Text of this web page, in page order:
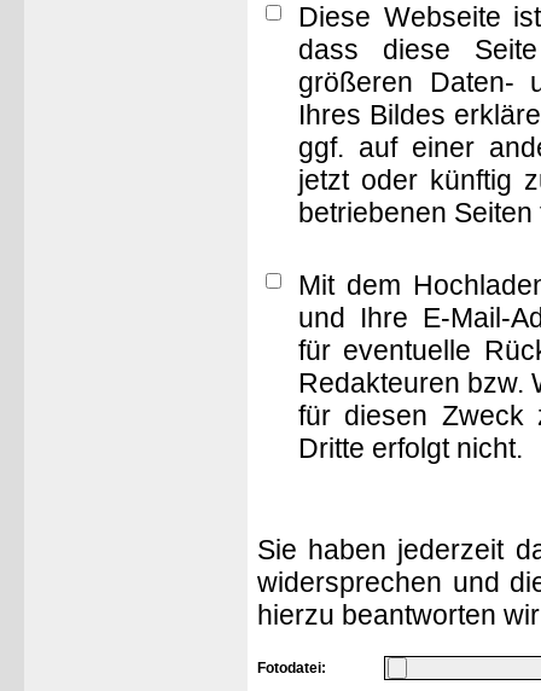
Diese Webseite
dass diese
größeren Daten-
Ihres Bildes
ggf. auf einer
jetzt oder künftig
betriebenen
Mit dem
und Ihre E-Mail-
für eventuelle
Redakteuren bzw.
für diesen Zweck
Dritte erfolgt nicht.
Sie haben jederzeit
widersprechen und
hierzu beantworten
Fotodatei: